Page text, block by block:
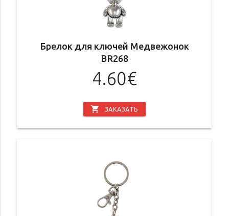
Брелок для ключей Медвежонок
BR268
4.60€
shopping_cart ЗАКАЗАТЬ